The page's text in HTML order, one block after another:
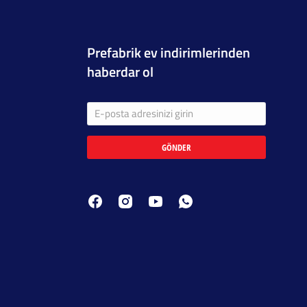
Prefabrik ev indirimlerinden
haberdar ol
GÖNDER